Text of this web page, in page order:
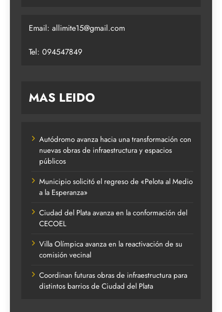
Email: allimite15@gmail.com
Tel: 094547849
MAS LEIDO
Autódromo avanza hacia una transformación con
nuevas obras de infraestructura y espacios
públicos
Municipio solicitó el regreso de «Pelota al Medio
a la Esperanza»
Ciudad del Plata avanza en la conformación del
CECOEL
Villa Olímpica avanza en la reactivación de su
comisión vecinal
Coordinan futuras obras de infraestructura para
distintos barrios de Ciudad del Plata